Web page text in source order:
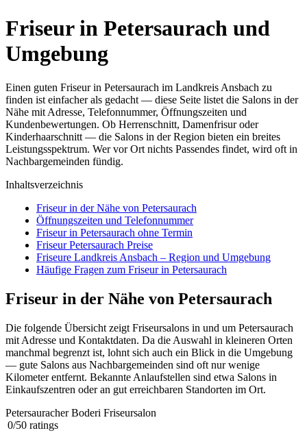
Friseur in Petersaurach und
Umgebung
Einen guten Friseur in Petersaurach im Landkreis Ansbach zu
finden ist einfacher als gedacht — diese Seite listet die Salons in der
Nähe mit Adresse, Telefonnummer, Öffnungszeiten und
Kundenbewertungen. Ob Herrenschnitt, Damenfrisur oder
Kinderhaarschnitt — die Salons in der Region bieten ein breites
Leistungsspektrum. Wer vor Ort nichts Passendes findet, wird oft in
Nachbargemeinden fündig.
Inhaltsverzeichnis
Friseur in der Nähe von Petersaurach
Öffnungszeiten und Telefonnummer
Friseur in Petersaurach ohne Termin
Friseur Petersaurach Preise
Friseure Landkreis Ansbach – Region und Umgebung
Häufige Fragen zum Friseur in Petersaurach
Friseur in der Nähe von Petersaurach
Die folgende Übersicht zeigt Friseursalons in und um Petersaurach
mit Adresse und Kontaktdaten. Da die Auswahl in kleineren Orten
manchmal begrenzt ist, lohnt sich auch ein Blick in die Umgebung
— gute Salons aus Nachbargemeinden sind oft nur wenige
Kilometer entfernt. Bekannte Anlaufstellen sind etwa Salons in
Einkaufszentren oder an gut erreichbaren Standorten im Ort.
Petersauracher Boderi Friseursalon
0/50 ratings